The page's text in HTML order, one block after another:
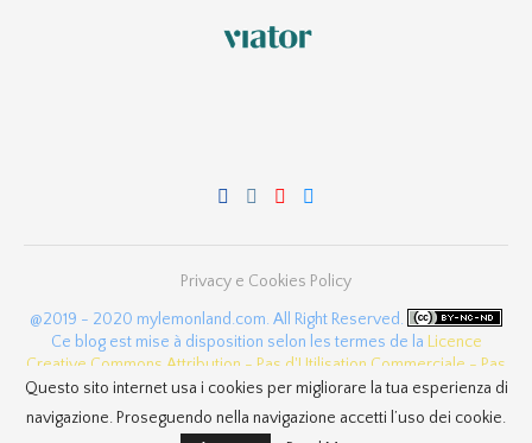
Privacy e Cookies Policy
@2019 - 2020 mylemonland.com. All Right Reserved.
Ce blog est mise à disposition selon les termes de la Licence
Creative Commons Attribution - Pas d'Utilisation Commerciale - Pas
de Modification 4.0 International.
Questo sito internet usa i cookies per migliorare la tua esperienza di
navigazione. Proseguendo nella navigazione accetti l’uso dei cookie.